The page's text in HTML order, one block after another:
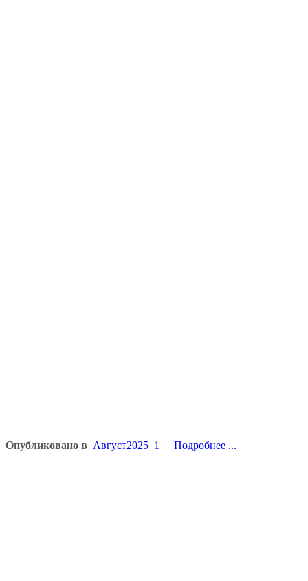
Опубликовано в Август2025_1 Подробнее ...